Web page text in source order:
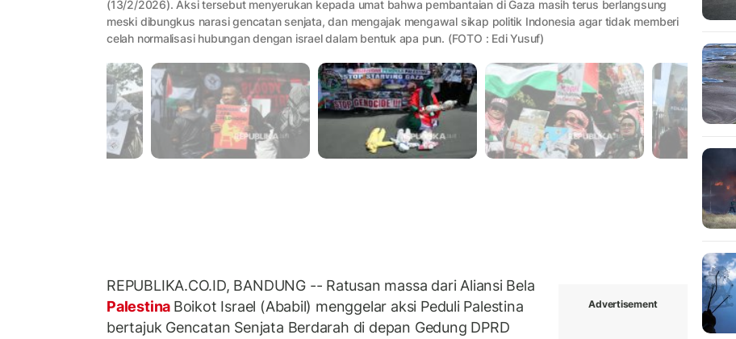
(13/2/2026). Aksi tersebut menyerukan kepada umat bahwa pembantaian di Gaza masih terus berlangsung
meski dibungkus narasi gencatan senjata, dan mengajak mengawal sikap politik Indonesia agar tidak memberi
celah normalisasi hubungan dengan israel dalam bentuk apa pun. (FOTO : Edi Yusuf)
REPUBLIKA.CO.ID, BANDUNG -- Ratusan massa dari Aliansi Bela
Palestina Boikot Israel (Ababil) menggelar aksi Peduli Palestina
bertajuk Gencatan Senjata Berdarah di depan Gedung DPRD
Advertisement